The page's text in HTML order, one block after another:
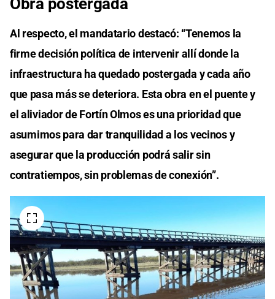
Al respecto, el mandatario destacó: “Tenemos la
firme decisión política de intervenir allí donde la
infraestructura ha quedado postergada y cada año
que pasa más se deteriora. Esta obra en el puente y
el aliviador de Fortín Olmos es una prioridad que
asumimos para dar tranquilidad a los vecinos y
asegurar que la producción podrá salir sin
contratiempos, sin problemas de conexión”.